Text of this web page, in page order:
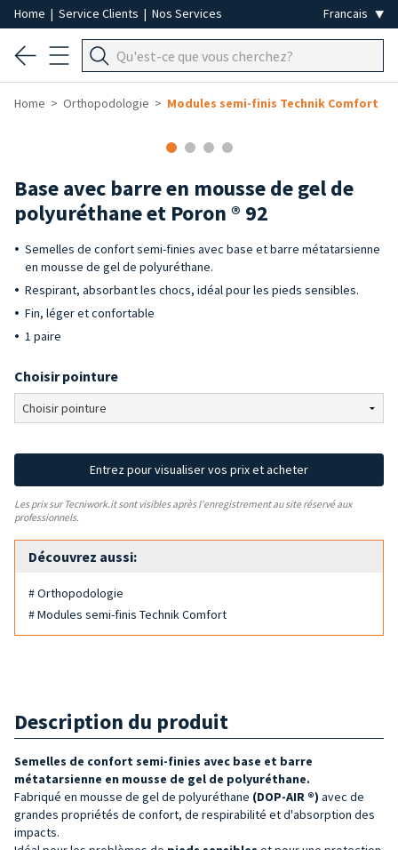
Home | Service Clients | Nos Services
Home Orthopodologie Modules semi-finis Technik Comfort
Base avec barre en mousse de gel de
polyuréthane et Poron ® 92
Semelles de confort semi-finies avec base et barre métatarsienne
en mousse de gel de polyuréthane.
Respirant, absorbant les chocs, idéal pour les pieds sensibles.
Fin, léger et confortable
1 paire
Choisir pointure
Entrez pour visualiser vos prix et acheter
Les prix sur Tecniwork.it sont visibles après l'enregistrement au site réservé aux
professionnels.
Découvrez aussi:
# Orthopodologie
# Modules semi-finis Technik Comfort
Description du produit
Semelles de confort semi-finies avec base et barre
métatarsienne en mousse de gel de polyuréthane.
Fabriqué en mousse de gel de polyuréthane (DOP-AIR ®) avec de
grandes propriétés de confort, de respirabilité et d'absorption des
impacts.